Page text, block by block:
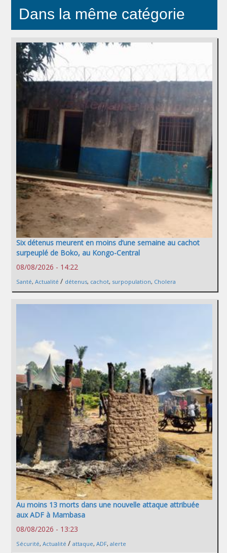
Dans la même catégorie
Six détenus meurent en moins d’une semaine au cachot
surpeuplé de Boko, au Kongo-Central
08/08/2026 - 14:22
Santé, Actualité / détenus, cachot, surpopulation, Cholera
Au moins 13 morts dans une nouvelle attaque attribuée
aux ADF à Mambasa
08/08/2026 - 13:23
Sécurité, Actualité / attaque, ADF, alerte